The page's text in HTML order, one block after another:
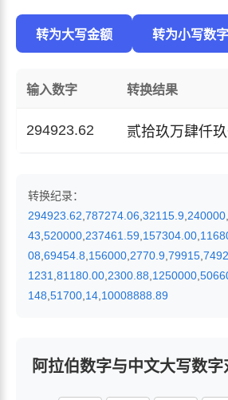
转为大写金额 转为小写数字
输入数字 转换结果
294923.62 贰拾玖万肆仟
转换纪录：
294923.62 787274.06 32115.9 240000
43 520000 237461.59 157304.00
08 69454.8 156000 2770.9 79915
1231 81180.00 2300.88 1250000
148 51700 14 10008888.89
阿拉伯数字与中文大写数字